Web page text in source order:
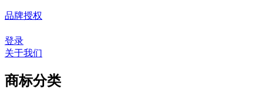
品牌授权
登录
关于我们
商标分类